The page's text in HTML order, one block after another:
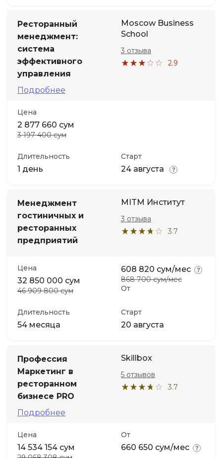
Ресторанный
менеджмент:
система
эффективного
управления
Подробнее
Moscow Business
School
2.9
3 отзыва
Цена
2 877 660 сум
3 197 400 сум
Длительность
1 день
Старт
24 августа
Менеджмент
гостиничных и
ресторанных
предприятий
MITM Институт
3.7
3 отзыва
Цена
32 850 000 сум
46 909 800 сум От
608 820 сум/мес
868 700 сум/мес
Длительность
54 месяца
Старт
20 августа
Профессия
Маркетинг в
ресторанном
бизнесе PRO
Подробнее
Skillbox
3.7
5 отзывов
Цена
14 534 154 сум
От
660 650 сум/мес